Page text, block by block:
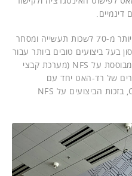
– ספקית שירותי IT עבור יותר מ-70 לשכות תעשייה ומסחר
בעל ביצועים טובים ביותר עבור
פלטפורמת האחסון הקיימת שלה, המבוססת על NFS (מערכת קבצי
של רד-האט יחד עם
OpenShift Container Platform, בזכות הביצועים על NFS